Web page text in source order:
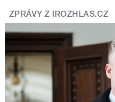
ZPRÁVY Z IROZHLAS.CZ